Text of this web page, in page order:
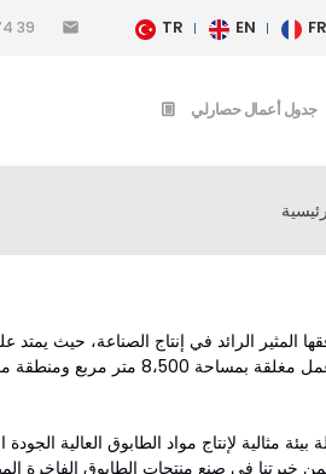
39 email TR EN FR
جدول أعمال حصارلي
بيئة مثالية لإنتاج مواد الطابوق
خبرتنا في صنع منتجات الطابوق الفاخرة